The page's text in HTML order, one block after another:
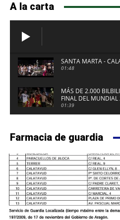
A la carta
SANTA MARTA -
01:48
MÁS DE 2.000
FINAL DEL
FUERTE DE
01:39
Farmacia de guardia